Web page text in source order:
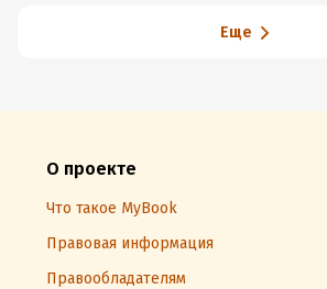
Еще
О проекте
Что такое MyBook
Правовая информация
Правообладателям